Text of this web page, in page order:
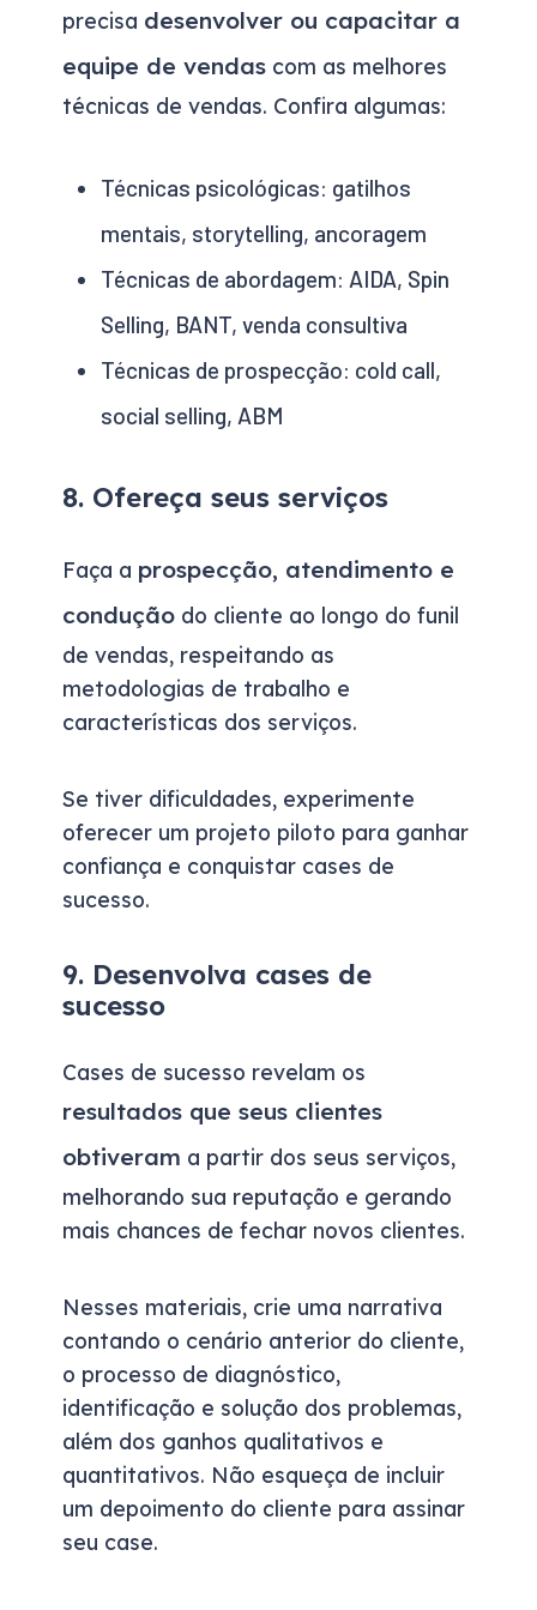
precisa desenvolver ou capacitar a
equipe de vendas com as melhores
técnicas de vendas. Confira algumas:
Técnicas psicológicas: gatilhos
mentais, storytelling, ancoragem
Técnicas de abordagem: AIDA, Spin
Selling, BANT, venda consultiva
Técnicas de prospecção: cold call,
social selling, ABM
8. Ofereça seus serviços
Faça a prospecção, atendimento e
condução do cliente ao longo do funil
de vendas, respeitando as
metodologias de trabalho e
características dos serviços.
Se tiver dificuldades, experimente
oferecer um projeto piloto para ganhar
confiança e conquistar cases de
sucesso.
9. Desenvolva cases de
sucesso
Cases de sucesso revelam os
resultados que seus clientes
obtiveram a partir dos seus serviços,
melhorando sua reputação e gerando
mais chances de fechar novos clientes.
Nesses materiais, crie uma narrativa
contando o cenário anterior do cliente,
o processo de diagnóstico,
identificação e solução dos problemas,
além dos ganhos qualitativos e
quantitativos. Não esqueça de incluir
um depoimento do cliente para assinar
seu case.